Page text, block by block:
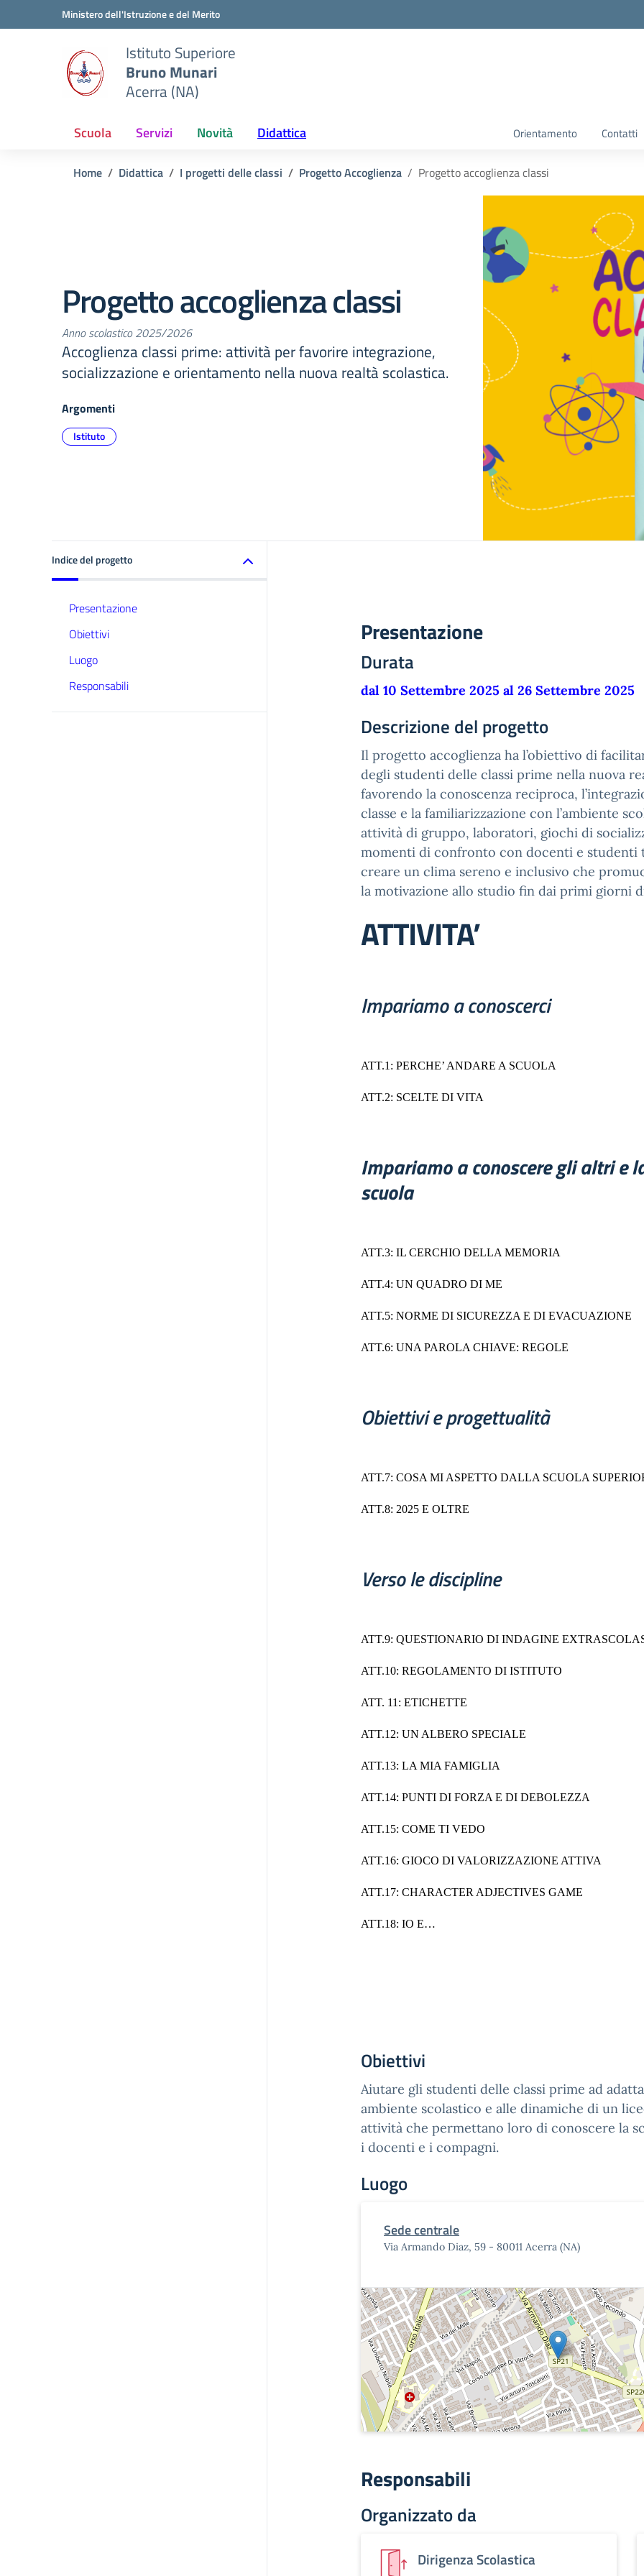
Vai ai contenuti
Vai al menu di navigazioneMinistero dell'Istruzione e del Merito
Istituto Superiore
Bruno Munari
Acerra (NA)
Scuola Servizi Novità Didattica Orientamento Contatti
Home Didattica I progetti delle classi Progetto Accoglienza Progetto accoglienza classi
Progetto accoglienza classi
Anno scolastico 2025/2026
Accoglienza classi prime: attività per favorire integrazione,
socializzazione e orientamento nella nuova realtà scolastica.
Argomenti
Istituto
Indice del progetto
Presentazione
Obiettivi
Luogo
Responsabili
Presentazione
Durata
dal 10 Settembre 2025 al 26 Settembre 2025
Descrizione del progetto
Il progetto accoglienza ha l’obiettivo di
degli studenti delle classi prime nella nuova
favorendo la conoscenza reciproca,
classe e la familiarizzazione con l’ambiente
attività di gruppo, laboratori, giochi di
momenti di confronto con docenti e studenti
creare un clima sereno e inclusivo che
la motivazione allo studio fin dai primi giorni
ATTIVITA’
Impariamo a conoscerci
ATT.1: PERCHE’ ANDARE A SCUOLA
ATT.2: SCELTE DI VITA
Impariamo a conoscere gli altri e
scuola
ATT.3: IL CERCHIO DELLA MEMORIA
ATT.4: UN QUADRO DI ME
ATT.5: NORME DI SICUREZZA E DI EVACUAZIONE
ATT.6: UNA PAROLA CHIAVE: REGOLE
Obiettivi e progettualità
ATT.7: COSA MI ASPETTO DALLA SCUOLA
ATT.8: 2025 E OLTRE
Verso le discipline
ATT.9: QUESTIONARIO DI INDAGINE
ATT.10: REGOLAMENTO DI ISTITUTO
ATT. 11: ETICHETTE
ATT.12: UN ALBERO SPECIALE
ATT.13: LA MIA FAMIGLIA
ATT.14: PUNTI DI FORZA E DI DEBOLEZZA
ATT.15: COME TI VEDO
ATT.16: GIOCO DI VALORIZZAZIONE ATTIVA
ATT.17: CHARACTER ADJECTIVES GAME
ATT.18: IO E…
Obiettivi
Aiutare gli studenti delle classi prime ad
ambiente scolastico e alle dinamiche di un
attività che permettano loro di conoscere la
i docenti e i compagni.
Luogo
Sede centrale
Via Armando Diaz, 59 - 80011 Acerra (NA)
Responsabili
Organizzato da
Dirigenza Scolastica